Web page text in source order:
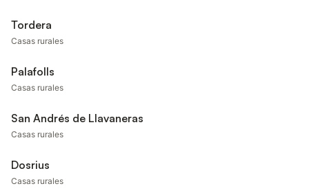
Tordera
Casas rurales
Palafolls
Casas rurales
San Andrés de Llavaneras
Casas rurales
Dosrius
Casas rurales